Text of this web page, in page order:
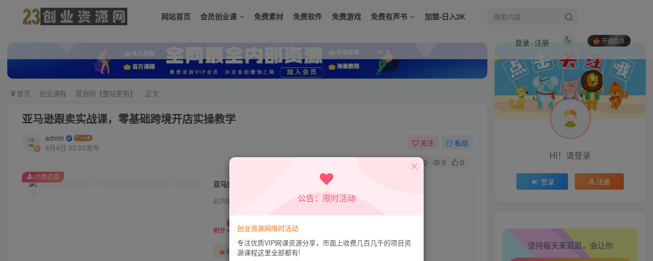
网站首页 会员创业课 免费素材 免费软件 免费游戏 免费有声书 加盟-日入2K
开通会员
登录 注册
首页 创业课程 冒泡网【整站更新】 正文
亚马逊跟卖实战课，零基础跨境开店实操教学
admin
9月4日 22:20发布
关注 私信
0 9 0
亚马逊跟卖实战课，零基础跨境开店实操教学
此内容为付费资源，请付费后查看
积分 9.8积分19.8
超级会员免费 钻石会员
付费资源
热门文章
小红书带货达人启航计划：纯小白也能学会的副业增收实战课
无需手动回复买家，机器人包办客服+发货，学多多虚拟每月稳賺1-5W【揭秘】
2026淘宝直通车无界投放实战课：多类目差异化推广布局，关键词人群全站调车打法
自媒体IP成长课，未来做小而美的个体，打通能力-私域-公域成长闭环，实现个人自媒体流量变现
AI视频+绘图的实战课，涵盖了大模型基础、微调策略、提示词工程、RAG技术及AI Agent智能体开发等（更新）
HI！请登录
登录 注册
坚持每天来逛逛，会让你
心情也舒畅了！
腰也不酸了！
公告：限时活动
创业资源网限时活动
专注优质VIP网课资源分享，市面上收费几百几千的项目资
源课程这里全部都有!